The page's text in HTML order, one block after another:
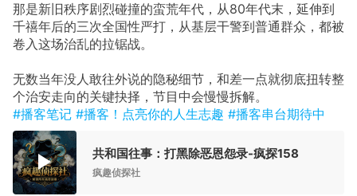
那是新旧秩序剧烈碰撞的蛮荒年代，从80年代末，延伸到
千禧年后的三次全国性严打，从基层干警到普通群众，都被
卷入这场治乱的拉锯战。
无数当年没人敢往外说的隐秘细节，和差一点就彻底扭转整
个治安走向的关键抉择，节目中会慢慢拆解。
#播客笔记 #播客！点亮你的人生志趣 #播客串台期待中
共和国往事：打黑除恶恩怨录-疯探158
疯趣侦探社